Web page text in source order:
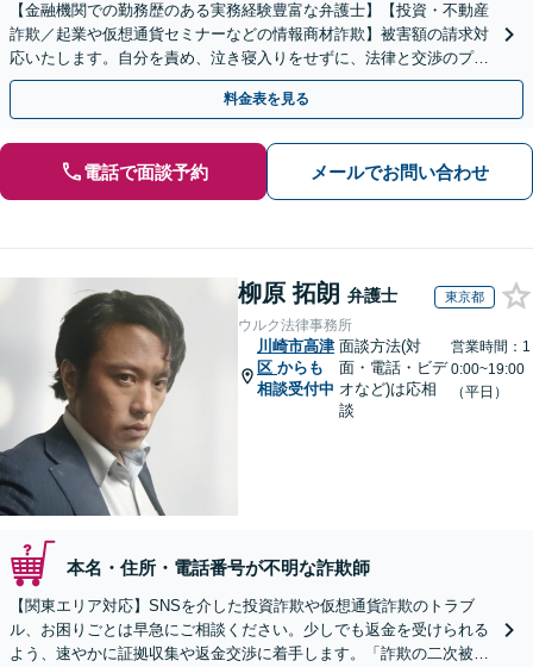
【金融機関での勤務歴のある実務経験豊富な弁護士】【投資・不動産
詐欺／起業や仮想通貨セミナーなどの情報商材詐欺】被害額の請求対
応いたします。自分を責め、泣き寝入りをせずに、法律と交渉のプロ
にまずはご相談ください。【表参道駅から徒歩3分】
料金表を見る
電話で面談予約 メールでお問い合わせ
柳原 拓朗 弁護士 東京都
ウルク法律事務所
川崎市高津
区 からも
相談受付中
面談方法(対
面・電話・ビデ
オなど)は応相
談
営業時間：1
0:00~19:00
（平日）
本名・住所・電話番号が不明な詐欺師
【関東エリア対応】SNSを介した投資詐欺や仮想通貨詐欺のトラブ
ル、お困りごとは早急にご相談ください。少しでも返金を受けられる
よう、速やかに証拠収集や返金交渉に着手します。「詐欺の二次被